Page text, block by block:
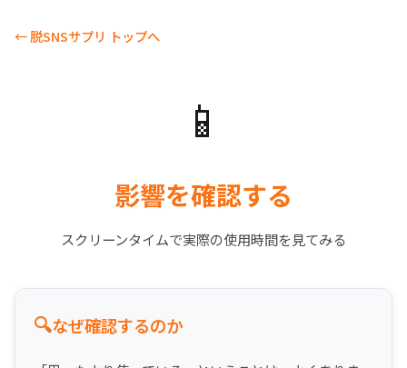
← 脱SNSサプリ トップへ
📱
影響を確認する
スクリーンタイムで実際の使用時間を見てみる
🔍なぜ確認するのか